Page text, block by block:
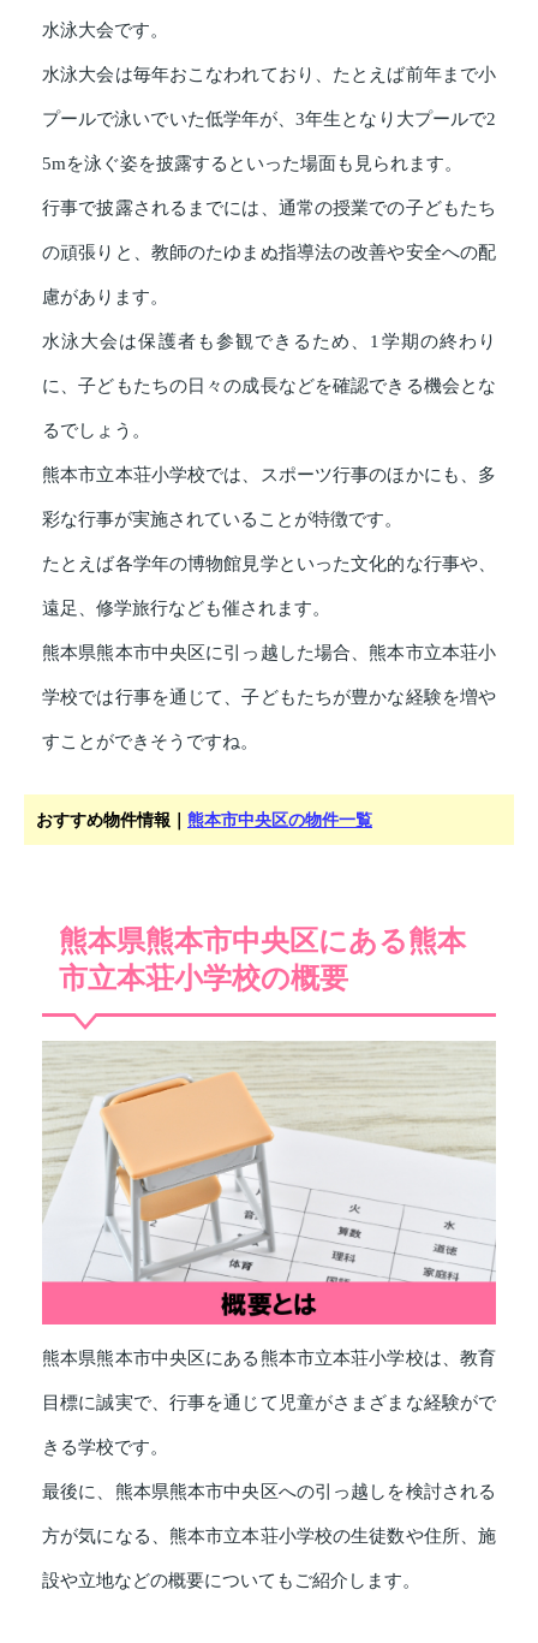
水泳大会です。
水泳大会は毎年おこなわれており、たとえば前年まで小
プールで泳いでいた低学年が、3年生となり大プールで2
5mを泳ぐ姿を披露するといった場面も見られます。
行事で披露されるまでには、通常の授業での子どもたち
の頑張りと、教師のたゆまぬ指導法の改善や安全への配
慮があります。
水泳大会は保護者も参観できるため、1学期の終わり
に、子どもたちの日々の成長などを確認できる機会とな
るでしょう。
熊本市立本荘小学校では、スポーツ行事のほかにも、多
彩な行事が実施されていることが特徴です。
たとえば各学年の博物館見学といった文化的な行事や、
遠足、修学旅行なども催されます。
熊本県熊本市中央区に引っ越した場合、熊本市立本荘小
学校では行事を通じて、子どもたちが豊かな経験を増や
すことができそうですね。
おすすめ物件情報｜ 熊本市中央区の物件一覧
熊本県熊本市中央区にある熊本
市立本荘小学校の概要
熊本県熊本市中央区にある熊本市立本荘小学校は、教育
目標に誠実で、行事を通じて児童がさまざまな経験がで
きる学校です。
最後に、熊本県熊本市中央区への引っ越しを検討される
方が気になる、熊本市立本荘小学校の生徒数や住所、施
設や立地などの概要についてもご紹介します。